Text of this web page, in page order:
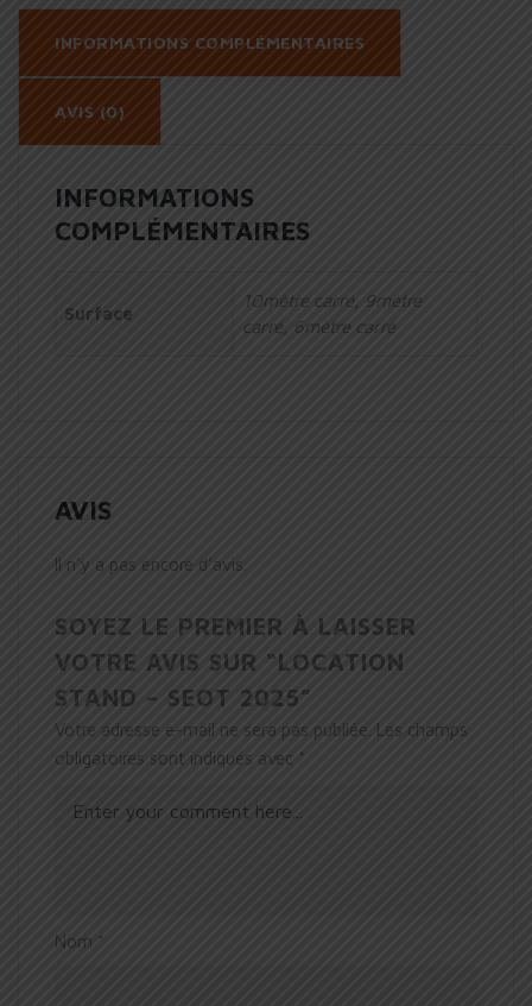
INFORMATIONS COMPLÉMENTAIRES
AVIS (0)
INFORMATIONS
COMPLÉMENTAIRES
Surface
10mètre carré, 9mètre
carré, 6mètre carré
AVIS
Il n’y a pas encore d’avis.
SOYEZ LE PREMIER À LAISSER
VOTRE AVIS SUR “LOCATION
STAND – SEOT 2025”
Votre adresse e-mail ne sera pas publiée.
Les champs
obligatoires sont indiqués avec *
Nom *